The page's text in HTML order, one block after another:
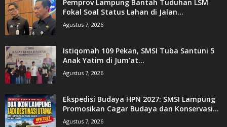
Pemprov Lampung Bantah Tuduhan LSM
Fokal Soal Status Lahan di Jalan...
Agustus 7, 2026
Istiqomah 109 Pekan, SMSI Tuba Santuni 5
Anak Yatim di Jum’at...
Agustus 7, 2026
Ekspedisi Budaya HPN 2027: SMSI Lampung
Promosikan Cagar Budaya dan Konservasi...
Agustus 7, 2026